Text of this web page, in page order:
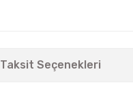
Taksit Seçenekleri